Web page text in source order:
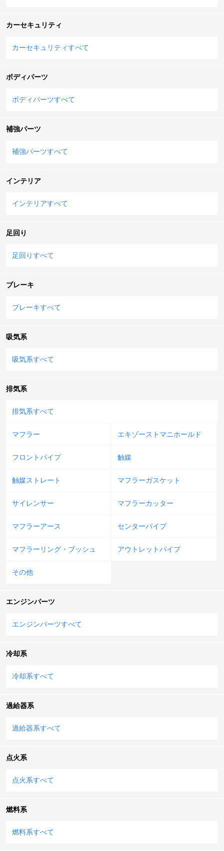
カーセキュリティ
カーセキュリティすべて
ボディパーツ
ボディパーツすべて
補強パーツ
補強パーツすべて
インテリア
インテリアすべて
足回り
足回りすべて
ブレーキ
ブレーキすべて
吸気系
吸気系すべて
排気系
排気系すべて
マフラー エキゾーストマニホールド
フロントパイプ 触媒
触媒ストレート マフラーガスケット
サイレンサー マフラーカッター
マフラーアース センターパイプ
マフラーリング・ブッシュ アウトレットパイプ
その他
エンジンパーツ
エンジンパーツすべて
冷却系
冷却系すべて
過給器系
過給器系すべて
点火系
点火系すべて
燃料系
燃料系すべて